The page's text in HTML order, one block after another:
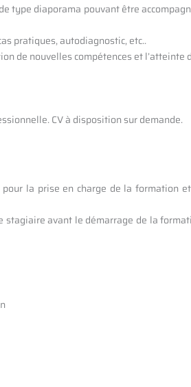
diaporama pouvant être
pratiques, autodiagnostic, etc..
de nouvelles compétences et
CV à disposition sur demande.
la prise en charge de la formation
avant le démarrage de la